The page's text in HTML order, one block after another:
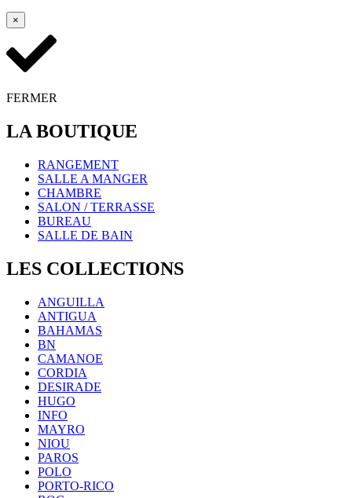
×
FERMER
LA BOUTIQUE
RANGEMENT
SALLE A MANGER
CHAMBRE
SALON / TERRASSE
BUREAU
SALLE DE BAIN
LES COLLECTIONS
ANGUILLA
ANTIGUA
BAHAMAS
BN
CAMANOE
CORDIA
DESIRADE
HUGO
INFO
MAYRO
NIOU
PAROS
POLO
PORTO-RICO